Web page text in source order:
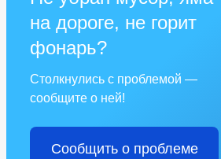
на дороге, не горит
фонарь?
Столкнулись с проблемой —
сообщите о ней!
Сообщить о проблеме